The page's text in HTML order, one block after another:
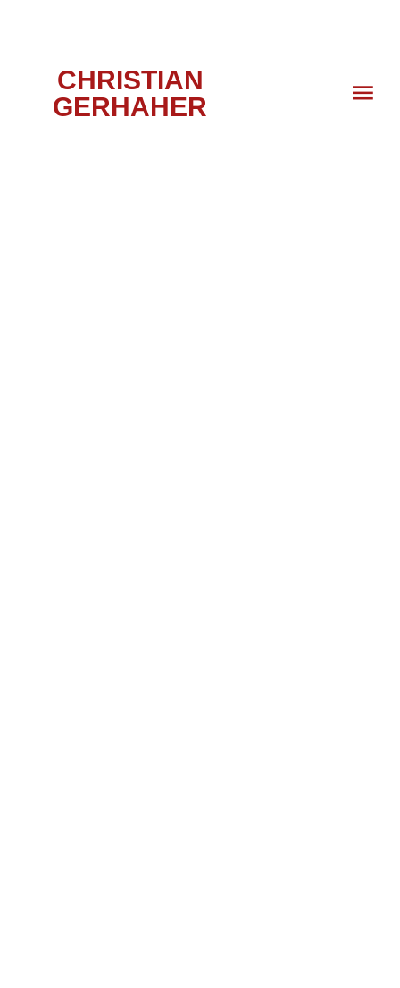
CHRISTIAN
GERHAHER